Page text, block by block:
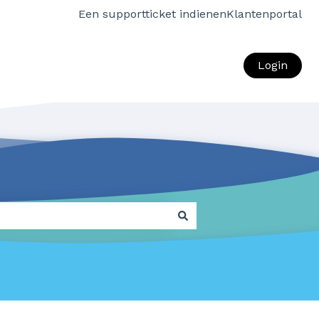
Een supportticket indienenKlantenportal
Login